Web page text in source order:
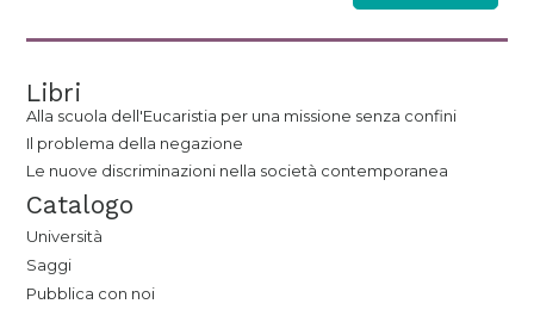
Libri
Alla scuola dell'Eucaristia per una missione senza confini
Il problema della negazione
Le nuove discriminazioni nella società contemporanea
Catalogo
Università
Saggi
Pubblica con noi